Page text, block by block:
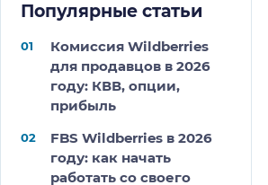
Популярные статьи
Комиссия Wildberries
для продавцов в 2026
году: КВВ, опции,
прибыль
FBS Wildberries в 2026
году: как начать
работать со своего